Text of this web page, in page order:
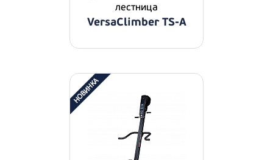
лестница
VersaClimber TS-A